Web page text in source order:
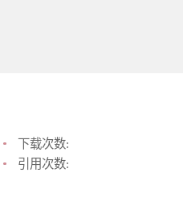
下载次数:
引用次数: